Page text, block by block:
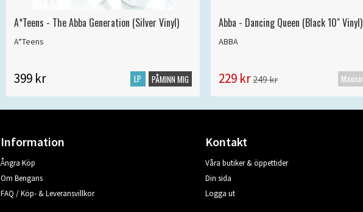
A*Teens - The Abba Generation (Silver Vinyl)
A*Teens
399 kr LP PÅMINN MIG
Abba - Dancing Queen (Black 10" Vinyl)
ABBA
229 kr249 kr
Information
Ångra Köp
Om Bengans
FAQ / Köp- & Leveransvillkor
Kontakt
Våra butiker & öppettider
Din sida
Logga ut